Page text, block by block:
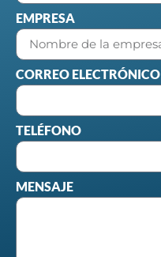
EMPRESA
CORREO ELECTRÓNICO
TELÉFONO
MENSAJE